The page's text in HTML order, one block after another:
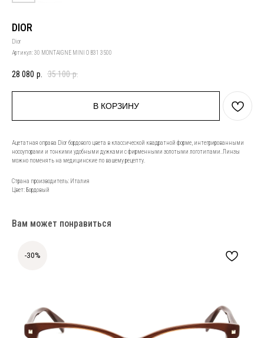
DIOR
Dior
Артикул:30 MONTAIGNE MINI O B31 3500
28 080 р. 35 100 р.
В КОРЗИНУ
Ацетатная оправа Dior бордового цвета в классической квадратной форме, интегрированными
носоупорами и тонкими удобными дужками с фирменными золотыми логотипами. Линзы
можно поменять на медицинские по вашему рецепту.
Страна производитель: Италия
Цвет: Бордовый
Вам может понравиться
-30%